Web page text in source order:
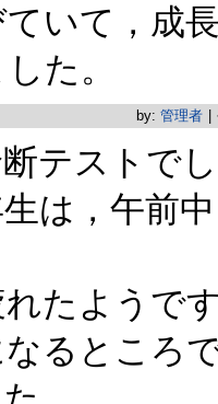
いて，成
た。
by: 管理者
テストで
は，午前
たようで
るところ